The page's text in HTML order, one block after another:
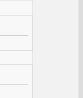
3